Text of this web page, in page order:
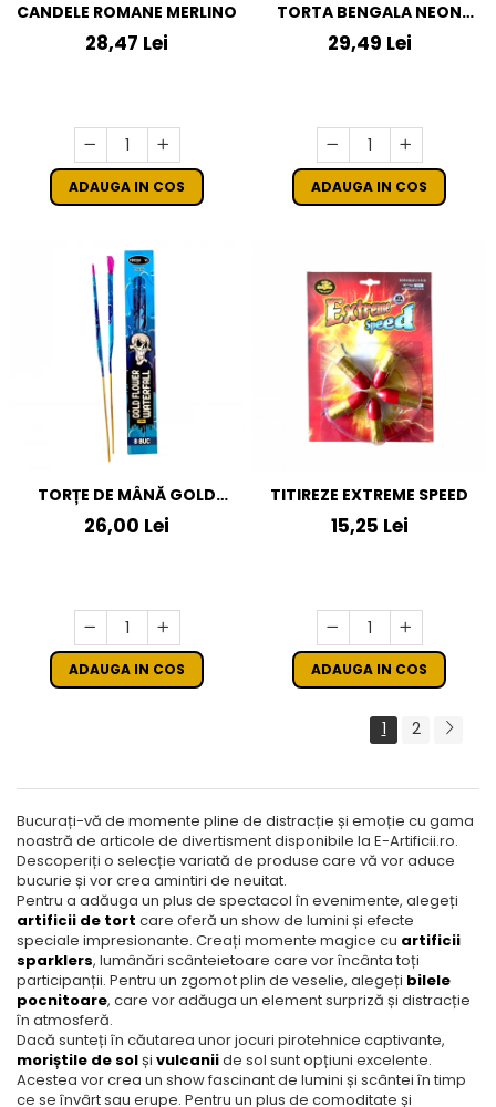
CANDELE ROMANE MERLINO
28,47 Lei
ADAUGA IN COS
TORTA BENGALA NEON
TORCH
29,49 Lei
ADAUGA IN COS
TORȚE DE MÂNĂ GOLD
FLOWER WATERFALL
26,00 Lei
ADAUGA IN COS
TITIREZE EXTREME SPEED
15,25 Lei
ADAUGA IN COS
1 2
Bucurați-vă de momente pline de distracție și emoție cu gama
noastră de articole de divertisment disponibile la E-Artificii.ro.
Descoperiți o selecție variată de produse care vă vor aduce
bucurie și vor crea amintiri de neuitat.
Pentru a adăuga un plus de spectacol în evenimente, alegeți
artificii de tort care oferă un show de lumini și efecte
speciale impresionante. Creați momente magice cu artificii
sparklers, lumânări scânteietoare care vor încânta toți
participanții. Pentru un zgomot plin de veselie, alegeți bilele
pocnitoare, care vor adăuga un element surpriză și distracție
în atmosferă.
Dacă sunteți în căutarea unor jocuri pirotehnice captivante,
moriștile de solși vulcaniide sol sunt opțiuni excelente.
Acestea vor crea un show fascinant de lumini și scântei în timp
ce se învârt sau erupe. Pentru un plus de comoditate și